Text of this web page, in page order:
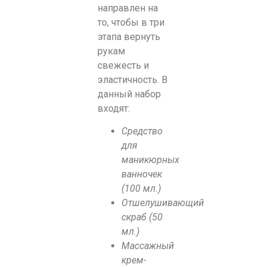
направлен на
то, чтобы в три
этапа вернуть
рукам
свежесть и
эластичность. В
данный набор
входят:
Средство
для
маникюрных
ванночек
(100 мл.)
Отшелушивающий
скраб (50
мл.)
Массажный
крем-